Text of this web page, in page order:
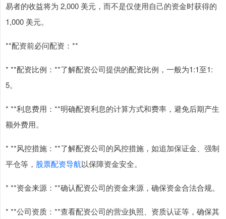
易者的收益将为 2,000 美元，而不是仅使用自己的资金时获得的
1,000 美元。
**配资前必问配资：**
* **配资比例：**了解配资公司提供的配资比例，一般为1:1至1:
5。
* **利息费用：**明确配资利息的计算方式和费率，避免后期产生
额外费用。
* **风控措施：**了解配资公司的风控措施，如追加保证金、强制
平仓等， 股票配资导航以保障资金安全。
* **资金来源：**确认配资公司的资金来源，确保资金合法合规。
* **公司资质：**查看配资公司的营业执照、资质认证等，确保其